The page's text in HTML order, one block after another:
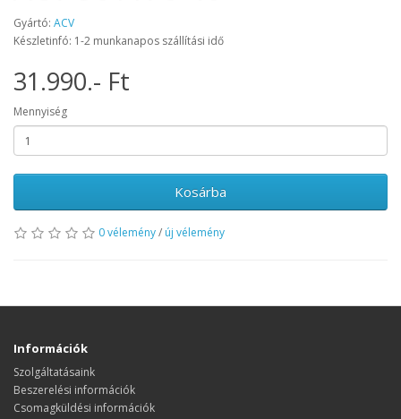
Gyártó: ACV
Készletinfó: 1-2 munkanapos szállítási idő
31.990.- Ft
Mennyiség
Kosárba
0 vélemény/ új vélemény
Információk
Szolgáltatásaink
Beszerelési információk
Csomagküldési információk